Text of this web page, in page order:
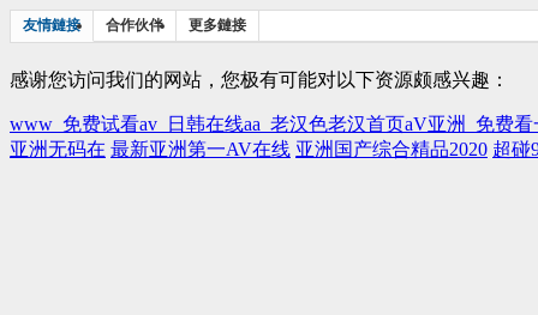
友情鏈接 合作伙伴 更多鏈接
感谢您访问我们的网站，您极有可能对以下资源颇感兴趣：
www_免费试看av_日韩在线aa_老汉色老汉首页aV亚洲_免费
亚洲无码在 最新亚洲第一AV在线 亚洲国产综合精品2020 超碰